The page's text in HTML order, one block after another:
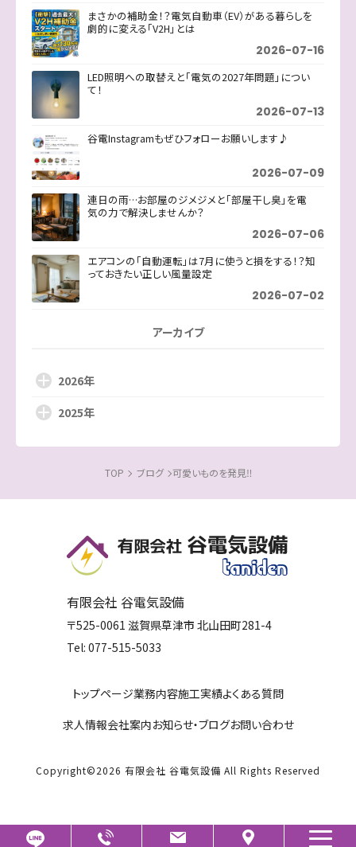
まさかの補助金！？電気自動車（EV）がある暮らしを
劇的に変える「V2H」とは
2026-07-16
LED照明への取替えと「電気の2027年問題」につい
て！
2026-07-13
谷電Instagramもぜひフォローお願いします♪
2026-07-09
連日の雨…お部屋のジメジメと「部屋干し臭」を電
気の力で解決しませんか？
2026-07-06
エアコンの「自動運転」は7月に使うと損をする！？知
っておきたい正しい風量設定
2026-07-02
アーカイブ
2026年
2025年
TOP ブログ 可愛いものを発見‼
有限会社 谷電気設備
〒525-0061 滋賀県草津市 北山田町281-4
Tel: 077-515-5033
トップページ業務内容施工実績よくある質問
求人情報会社案内お知らせ・ブログお問い合わせ
Copyright©2026 有限会社 谷電気設備 All Rights Reserved